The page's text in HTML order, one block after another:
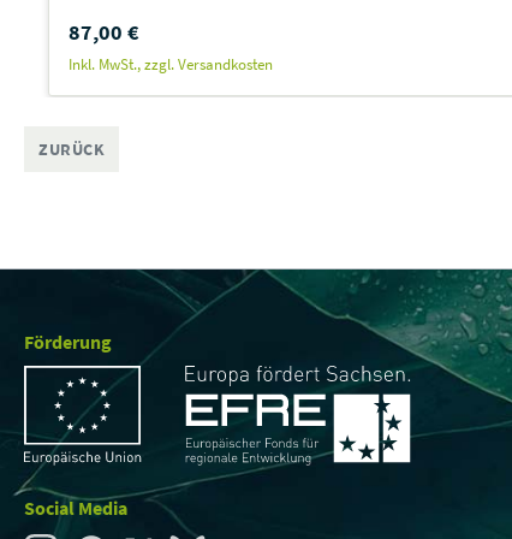
87,00 €
Inkl. MwSt., zzgl. Versandkosten
ZURÜCK
Förderung
Social Media